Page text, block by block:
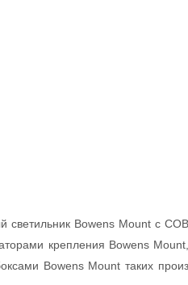
Bowens Mount с
крепления Bowens
Bowens Mount таких